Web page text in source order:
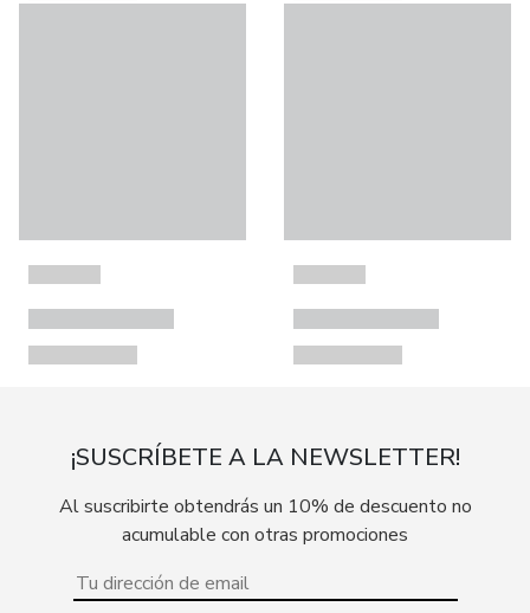
¡SUSCRÍBETE A LA NEWSLETTER!
Al suscribirte obtendrás un 10% de descuento no
acumulable con otras promociones